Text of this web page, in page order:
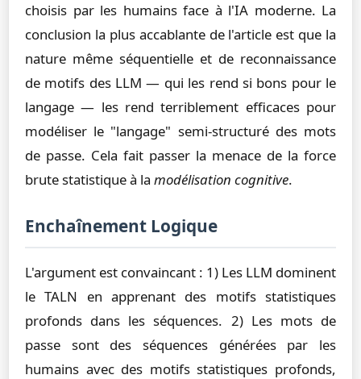
choisis par les humains face à l'IA moderne. La
conclusion la plus accablante de l'article est que la
nature même séquentielle et de reconnaissance
de motifs des LLM — qui les rend si bons pour le
langage — les rend terriblement efficaces pour
modéliser le "langage" semi-structuré des mots
de passe. Cela fait passer la menace de la force
brute statistique à la modélisation cognitive.
Enchaînement Logique
L'argument est convaincant : 1) Les LLM dominent
le TALN en apprenant des motifs statistiques
profonds dans les séquences. 2) Les mots de
passe sont des séquences générées par les
humains avec des motifs statistiques profonds,